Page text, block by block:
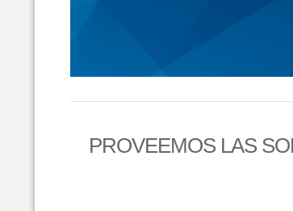
PROVEEMOS LAS